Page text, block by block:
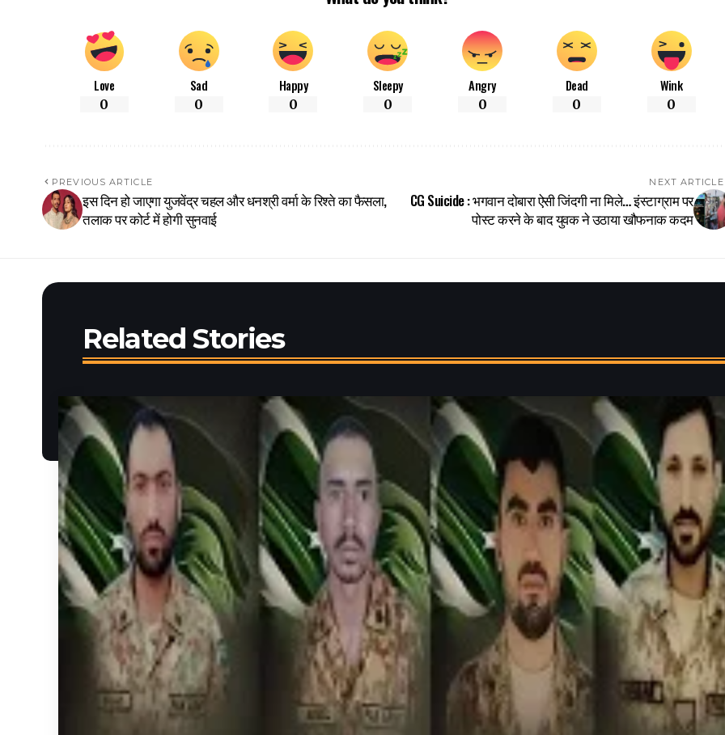
Love
0
Sad
0
Happy
0
Sleepy
0
Angry
0
Dead
0
Wink
0
PREVIOUS ARTICLE
इस दिन हो जाएगा युजवेंद्र चहल और धनश्री वर्मा के रिश्ते का फैसला,
तलाक पर कोर्ट में होगी सुनवाई
NEXT ARTICLE
CG Suicide : भगवान दोबारा ऐसी जिंदगी ना मिले… इंस्टाग्राम पर
पोस्ट करने के बाद युवक ने उठाया खौफनाक कदम
Related Stories